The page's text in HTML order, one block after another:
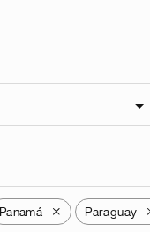
Panamá X Paraguay